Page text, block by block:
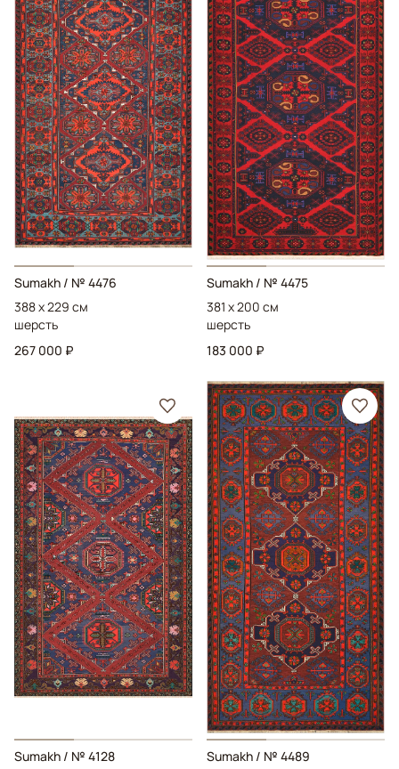
Sumakh / № 4476
388 x 229 см
шерсть
267 000 ₽
Sumakh / № 4475
381 x 200 см
шерсть
183 000 ₽
Sumakh / № 4128 Sumakh / № 4489